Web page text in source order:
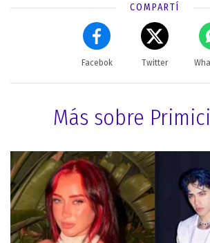
COMPARTÍ
Facebok Twitter
Más sobre